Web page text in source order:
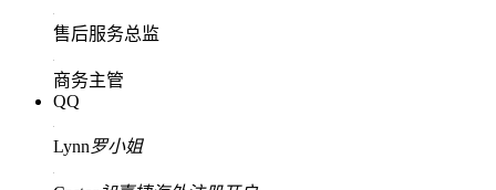
售后服务总监
商务主管
QQ
Lynn罗小姐